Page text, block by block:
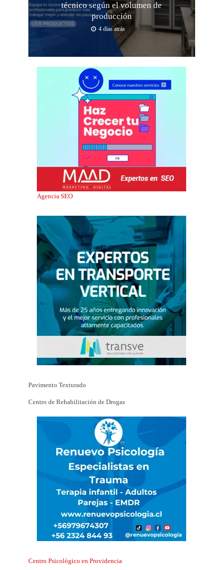
técnico según el volumen de
producción
4 días atrás
Agencia SEO
Pavimento Texturado
Centro de Rehabilitación de Drogas
Centro Psicológico en Providencia